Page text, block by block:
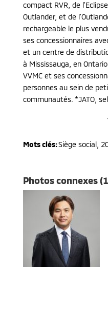
compact RVR, de
Outlander, et de
rechargeable le plus
ses concessionnaires
et un centre de
à Mississauga, en
VVMC et ses
personnes au sein de
communautés. *JATO,
Mots clés:Siège social,
Photos connexes